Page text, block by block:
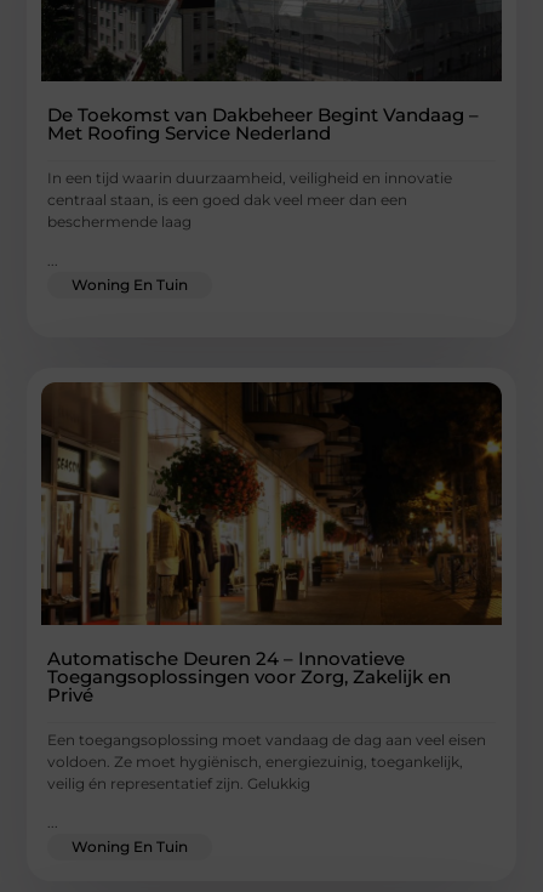
De Toekomst van Dakbeheer Begint Vandaag –
Met Roofing Service Nederland
In een tijd waarin duurzaamheid, veiligheid en innovatie
centraal staan, is een goed dak veel meer dan een
beschermende laag
...
Woning En Tuin
Automatische Deuren 24 – Innovatieve
Toegangsoplossingen voor Zorg, Zakelijk en
Privé
Een toegangsoplossing moet vandaag de dag aan veel eisen
voldoen. Ze moet hygiënisch, energiezuinig, toegankelijk,
veilig én representatief zijn. Gelukkig
...
Woning En Tuin